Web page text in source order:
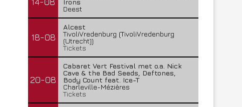
Irons
Deest
18-08
Alcest
TivoliVredenburg (TivoliVredenburg
(Utrecht))
Tickets
20-08
Cabaret Vert Festival met o.a. Nick
Cave & the Bad Seeds, Deftones,
Body Count feat. Ice-T
Charleville-Mézières
Tickets